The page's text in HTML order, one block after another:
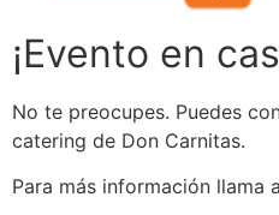
¡Evento en
No te preocupes. Puedes
catering de Don Carnitas.
Para más información llama